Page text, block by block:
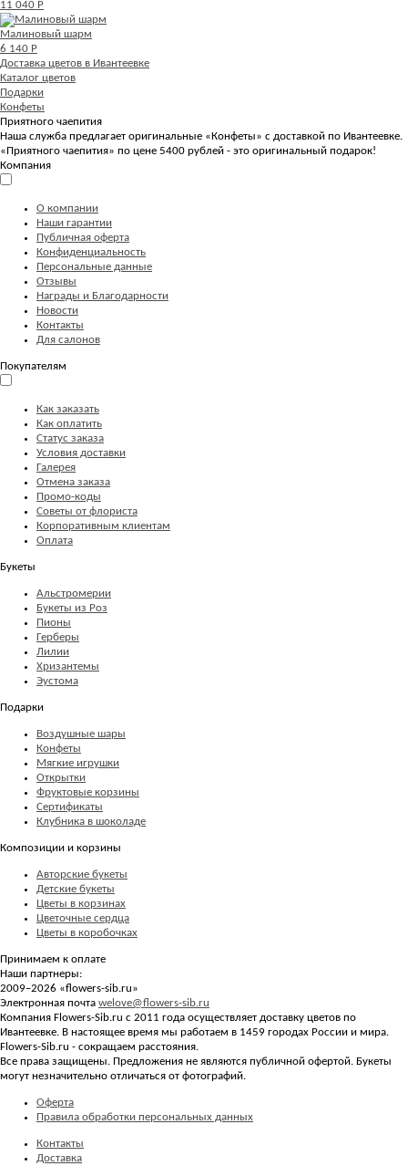
11 040 Р
Малиновый шарм
6 140 Р
Доставка цветов в Ивантеевке
Каталог цветов
Подарки
Конфеты
Приятного чаепития
Наша служба предлагает оригинальные «Конфеты» с доставкой по Ивантеевке.
«Приятного чаепития» по цене 5400 рублей - это оригинальный подарок!
Компания
О компании
Наши гарантии
Публичная оферта
Конфиденциальность
Персональные данные
Отзывы
Награды и Благодарности
Новости
Контакты
Для салонов
Покупателям
Как заказать
Как оплатить
Статус заказа
Условия доставки
Галерея
Отмена заказа
Промо-коды
Советы от флориста
Корпоративным клиентам
Оплата
Букеты
Альстромерии
Букеты из Роз
Пионы
Герберы
Лилии
Хризантемы
Эустома
Подарки
Воздушные шары
Конфеты
Мягкие игрушки
Открытки
Фруктовые корзины
Сертификаты
Клубника в шоколаде
Композиции и корзины
Авторские букеты
Детские букеты
Цветы в корзинах
Цветочные сердца
Цветы в коробочках
Принимаем к оплате
Наши партнеры:
2009–2026 «flowers-sib.ru»
Электронная почта welove@flowers-sib.ru
Компания Flowers-Sib.ru с 2011 года осуществляет доставку цветов по
Ивантеевке. В настоящее время мы работаем в 1459 городах России и мира.
Flowers-Sib.ru - сокращаем расстояния.
Все права защищены. Предложения не являются публичной офертой. Букеты
могут незначительно отличаться от фотографий.
Оферта
Правила обработки персональных данных
Контакты
Доставка